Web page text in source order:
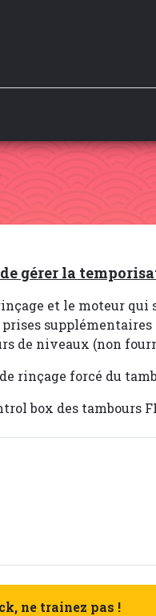
gérer la
et le moteur qui
de niveaux (non
rinçage forcé du
box des tambours
ne trainez pas !